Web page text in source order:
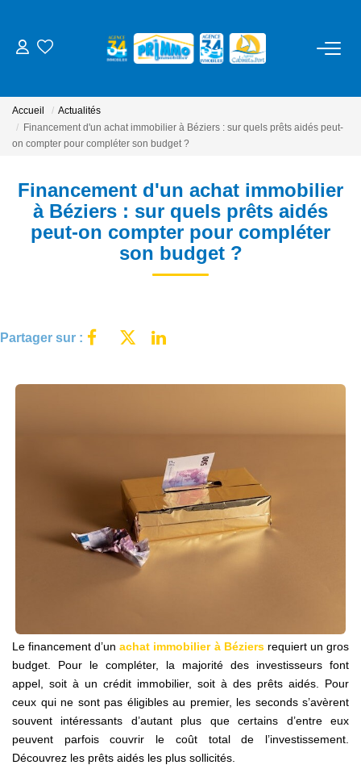
LOUER
NOS SERVICES
Gestion
Nos Actualités
Avis Clients
CONTACT
Accueil
Actualités
Financement d'un achat immobilier à Béziers : sur quels prêts aidés peut-
on compter pour compléter son budget ?
Financement d'un achat immobilier
à Béziers : sur quels prêts aidés
peut-on compter pour compléter
son budget ?
Partager sur :
Le financement d’unachat immobilier à Béziersrequiert un gros
budget. Pour le compléter, la majorité des investisseurs font
appel, soit à un crédit immobilier, soit à des prêts aidés. Pour
ceux qui ne sont pas éligibles au premier, les seconds s’avèrent
souvent intéressants d’autant plus que certains d’entre eux
peuvent parfois couvrir le coût total de l’investissement.
Découvrez les prêts aidés les plus sollicités.